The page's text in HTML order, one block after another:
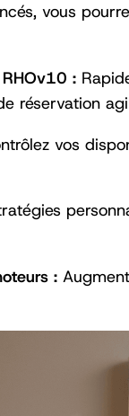
vous
:
réservation
vos
: